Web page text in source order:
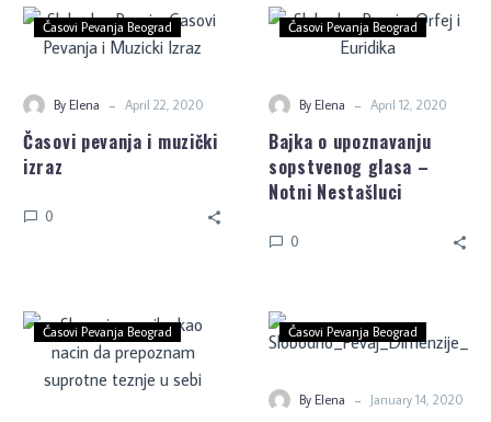
Časovi Pevanja Beograd
By Elena - April 22, 2020
Časovi pevanja i muzički
izraz
0
Časovi Pevanja Beograd
By Elena - April 12, 2020
Bajka o upoznavanju
sopstvenog glasa –
Notni Nestašluci
0
Časovi Pevanja Beograd Časovi Pevanja Beograd
By Elena - January 14, 2020